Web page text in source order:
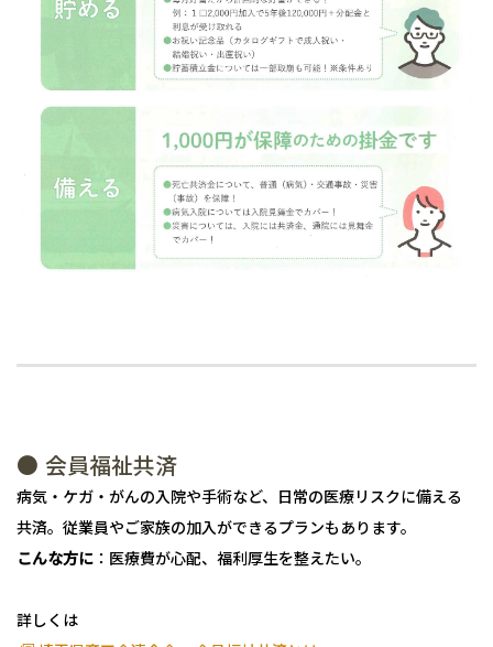
● 会員福祉共済
病気・ケガ・がんの入院や手術など、日常の医療リスクに備える
共済。従業員やご家族の加入ができるプランもあります。
こんな方に ：医療費が心配、福利厚生を整えたい。
詳しくは